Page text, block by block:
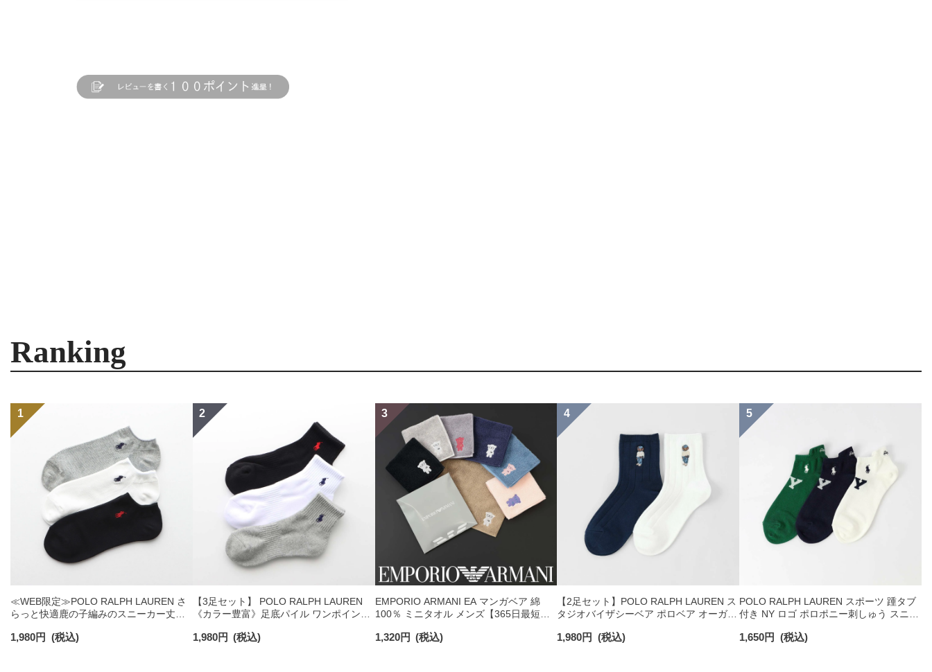
Ranking
≪WEB限定≫POLO RALPH LAUREN さ
らっと快適鹿の子編みのスニーカー丈ソ
ズ レディース 92022800
1,980円 (税込)
【3足セット】 POLO RALPH LAUREN
《カラー豊富》足底パイル ワンポイント
ンズ 92009604
1,980円 (税込)
EMPORIO ARMANI EA マンガベア 綿
100％ ミニタオル メンズ【365日最短翌
1,320円 (税込)
【2足セット】POLO RALPH LAUREN ス
タジオバイザシーベア ポロベア オーガニ
ンズ レディース 92009650
1,980円 (税込)
POLO RALPH LAUREN スポーツ 踵タブ
付き NY ロゴ ポロポニー刺しゅう スニー
ソックス 02022328
1,650円 (税込)